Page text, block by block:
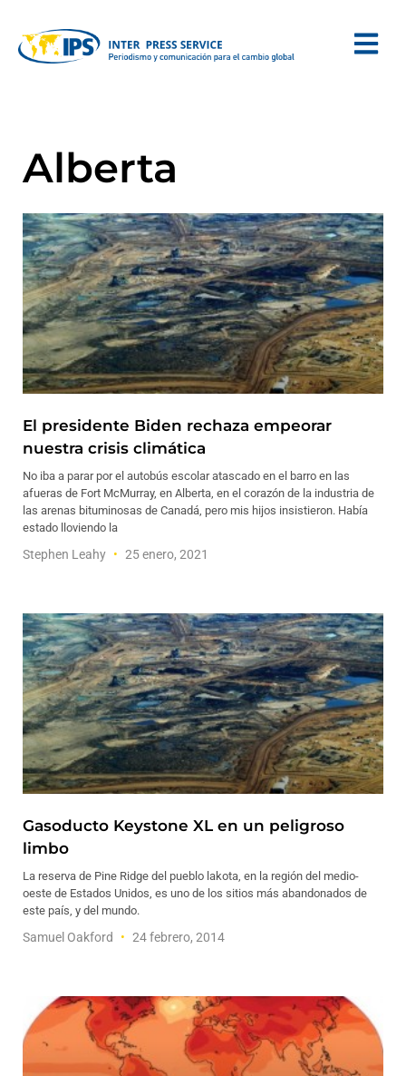
Alberta
El presidente Biden rechaza empeorar
nuestra crisis climática
No iba a parar por el autobús escolar atascado en el barro en las
afueras de Fort McMurray, en Alberta, en el corazón de la industria de
las arenas bituminosas de Canadá, pero mis hijos insistieron. Había
estado lloviendo la
Stephen Leahy 25 enero, 2021
Gasoducto Keystone XL en un peligroso
limbo
La reserva de Pine Ridge del pueblo lakota, en la región del medio-
oeste de Estados Unidos, es uno de los sitios más abandonados de
este país, y del mundo.
Samuel Oakford 24 febrero, 2014